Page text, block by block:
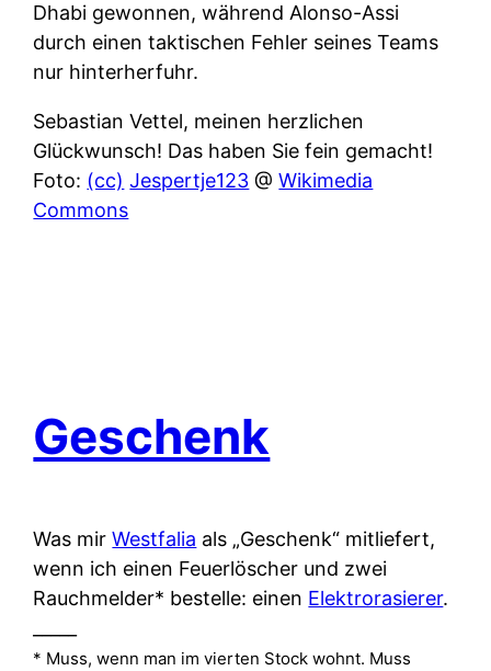
Dhabi gewonnen, während Alonso-Assi
durch einen taktischen Fehler seines Teams
nur hinterherfuhr.
Sebastian Vettel, meinen herzlichen
Glückwunsch! Das haben Sie fein gemacht!
Foto: (cc) Jespertje123 @Wikimedia
Commons
Geschenk
Was mirWestfalia als „Geschenk“ mitliefert,
wenn ich einen Feuerlöscher und zwei
Rauchmelder* bestelle: einen Elektrorasierer.
* Muss, wenn man im vierten Stock wohnt. Muss